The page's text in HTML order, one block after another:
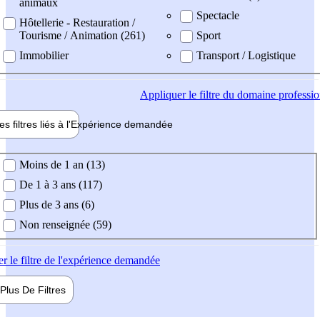
Hôtellerie - Restauration /
Tourisme / Animation (261)
Immobilier
Spectacle
Sport
Transport / Logistique
Appliquerle filtre du domaine
filtres liés à l'Expérience demandée
demandée
Moins de 1 an (13)
De 1 à 3 ans (117)
Plus de 3 ans (6)
Non renseignée (59)
le filtre de l'expérience demandée
Plus De Filtres